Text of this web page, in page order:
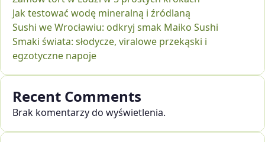
Jak testować wodę mineralną i źródlaną
Sushi we Wrocławiu: odkryj smak Maiko Sushi
Smaki świata: słodycze, viralowe przekąski i
egzotyczne napoje
Recent Comments
Brak komentarzy do wyświetlenia.